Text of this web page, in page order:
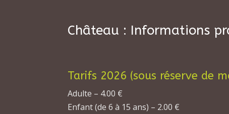
Château : Informations
Tarifs 2026 (sous réserve de
Adulte – 4.00 €
Enfant (de 6 à 15 ans) – 2.00 €